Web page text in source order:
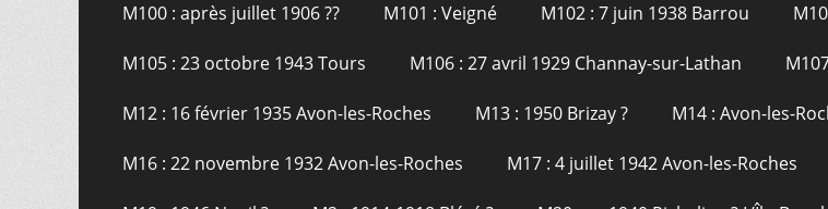
M100 : après juillet 1906 ?? M101 : Veigné M102 : 7 juin 1938 Barrou
M105 : 23 octobre 1943 Tours M106 : 27 avril 1929 Channay-sur-Lathan
M12 : 16 février 1935 Avon-les-Roches M13 : 1950 Brizay ? M14 : Avon-les-
M16 : 22 novembre 1932 Avon-les-Roches M17 : 4 juillet 1942 Avon-les-Roches